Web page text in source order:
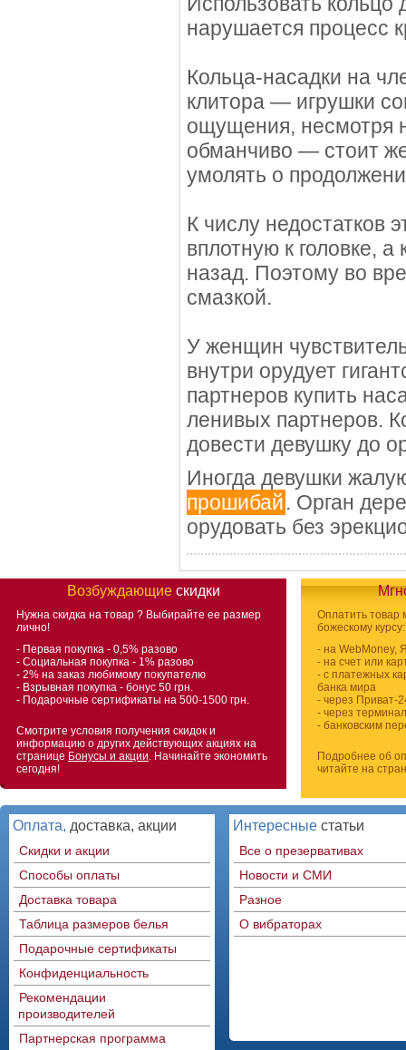
нарушается процесс
Кольца-насадки на
клитора — игрушки
ощущения, несмотря
обманчиво — стоит
умолять о
К числу недостатков
вплотную к головке,
назад. Поэтому во
смазкой.
У женщин
внутри орудует
партнеров купить
ленивых партнеров.
довести девушку до
Иногда девушки
прошибай. Орган
орудовать без
Возбуждающиескидки
Нужна скидка на товар ? Выбирайте ее размер
лично!
- Первая покупка - 0,5% разово
- Социальная покупка - 1% разово
- 2% на заказ любимому покупателю
- Взрывная покупка - бонус 50 грн.
- Подарочные сертификаты на 500-1500 грн.
Смотрите условия получения скидок и
информацию о других действующих акциях на
странице Бонусы и акции. Начинайте экономить
сегодня!
Оплатить товар
божескому курсу:
- на WebMoney,
- на счет или
- с платежных
банка мира
- через Приват-
- через
- банковским
Подробнее об
читайте на
Оплата, доставка, акции
Скидки и акции
Способы оплаты
Доставка товара
Таблица размеров белья
Подарочные сертификаты
Конфиденциальность
Рекомендации
производителей
Партнерская программа
Интересные статьи
Все о презервативах
Новости и СМИ
Разное
О вибраторах